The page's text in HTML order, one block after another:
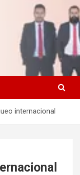
internacional